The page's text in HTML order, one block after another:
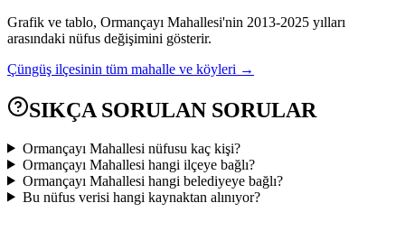
Grafik ve tablo, Ormançayı Mahallesi'nin 2013-2025 yılları
arasındaki nüfus değişimini gösterir.
Çüngüş ilçesinin tüm mahalle ve köyleri →
SIKÇA SORULAN SORULAR
Ormançayı Mahallesi nüfusu kaç kişi?
Ormançayı Mahallesi hangi ilçeye bağlı?
Ormançayı Mahallesi hangi belediyeye bağlı?
Bu nüfus verisi hangi kaynaktan alınıyor?